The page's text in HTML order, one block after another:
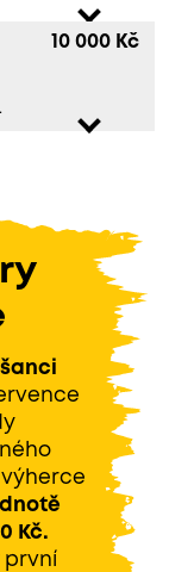
10 000 Kč
výherce
Kč.